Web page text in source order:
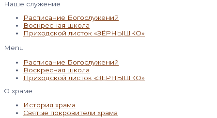
Наше служение
Расписание Богослужений
Воскресная школа
Приходской листок «ЗЁРНЫШКО»
Menu
Расписание Богослужений
Воскресная школа
Приходской листок «ЗЁРНЫШКО»
О храме
История храма
Святые покровители храма